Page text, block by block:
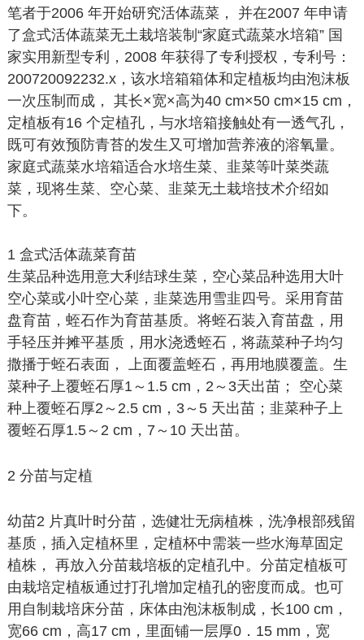
笔者于2006 年开始研究活体蔬菜， 并在2007 年申请
了盒式活体蔬菜无土栽培装制“家庭式蔬菜水培箱” 国
家实用新型专利，2008 年获得了专利授权，专利号：
200720092232.x，该水培箱箱体和定植板均由泡沫板
一次压制而成， 其长×宽×高为40 cm×50 cm×15 cm，
定植板有16 个定植孔，与水培箱接触处有一透气孔，
既可有效预防青苔的发生又可增加营养液的溶氧量。
家庭式蔬菜水培箱适合水培生菜、韭菜等叶菜类蔬
菜，现将生菜、空心菜、韭菜无土栽培技术介绍如
下。
1 盒式活体蔬菜育苗
生菜品种选用意大利结球生菜，空心菜品种选用大叶
空心菜或小叶空心菜，韭菜选用雪韭四号。采用育苗
盘育苗，蛭石作为育苗基质。将蛭石装入育苗盘，用
手轻压并摊平基质，用水浇透蛭石，将蔬菜种子均匀
撒播于蛭石表面， 上面覆盖蛭石，再用地膜覆盖。生
菜种子上覆蛭石厚1～1.5 cm，2～3天出苗； 空心菜
种上覆蛭石厚2～2.5 cm，3～5 天出苗；韭菜种子上
覆蛭石厚1.5～2 cm，7～10 天出苗。
2 分苗与定植
幼苗2 片真叶时分苗，选健壮无病植株，洗净根部残留
基质，插入定植杯里，定植杯中需装一些水海草固定
植株， 再放入分苗栽培板的定植孔中。分苗定植板可
由栽培定植板通过打孔增加定植孔的密度而成。也可
用自制栽培床分苗，床体由泡沫板制成，长100 cm，
宽66 cm，高17 cm，里面铺一层厚0．15 mm，宽